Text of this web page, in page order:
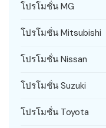
โปรโมชั่น MG
โปรโมชั่น Mitsubishi
โปรโมชั่น Nissan
โปรโมชั่น Suzuki
โปรโมชั่น Toyota